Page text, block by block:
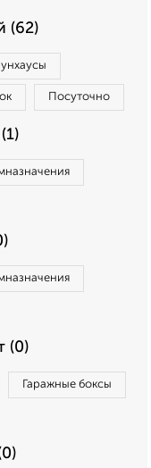
(62)
Посуточно
(0)
Гаражные боксы